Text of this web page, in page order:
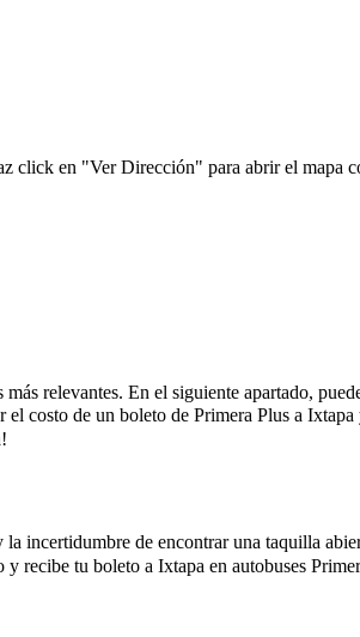
click en "Ver Dirección" para abrir el mapa
relevantes. En el siguiente apartado,
el costo de un boleto de Primera Plus a
la incertidumbre de encontrar una taquilla
recibe tu boleto a Ixtapa en autobuses